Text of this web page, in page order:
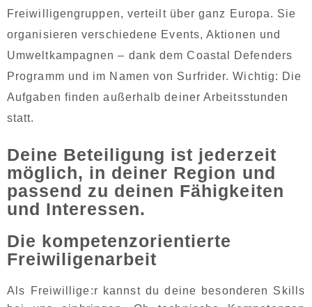
Freiwilligengruppen, verteilt über ganz Europa. Sie
organisieren verschiedene Events, Aktionen und
Umweltkampagnen – dank dem Coastal Defenders
Programm und im Namen von Surfrider. Wichtig: Die
Aufgaben finden außerhalb deiner Arbeitsstunden
statt.
Deine Beteiligung ist jederzeit
möglich, in deiner Region und
passend zu deinen Fähigkeiten
und Interessen.
Die kompetenzorientierte
Freiwiligenarbeit
Als Freiwillige:r kannst du deine besonderen Skills